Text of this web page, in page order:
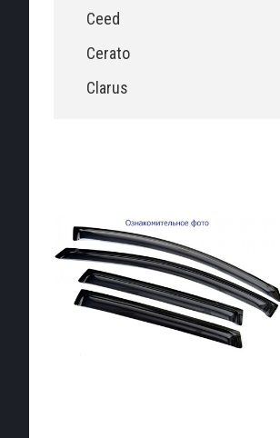
Ceed
Cerato
Clarus